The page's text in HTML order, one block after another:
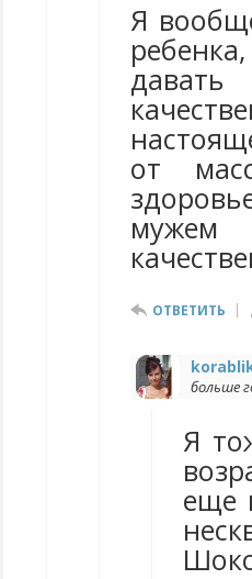
Я
от
мужем
ОТВЕТИТЬ
больше
Я
еще